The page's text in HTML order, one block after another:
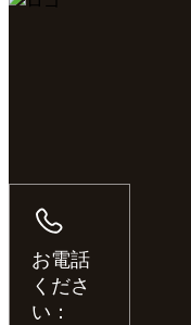
お電話
くださ
い：